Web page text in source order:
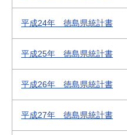
平成24年 徳島県統計書
平成25年 徳島県統計書
平成26年 徳島県統計書
平成27年 徳島県統計書